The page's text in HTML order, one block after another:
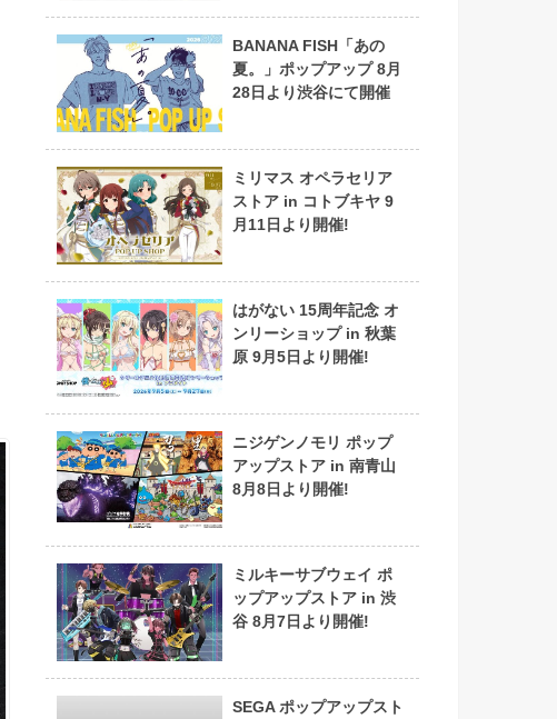
BANANA FISH「あの
夏。」ポップアップ 8月
28日より渋谷にて開催
ミリマス オペラセリア
ストア in コトブキヤ 9
月11日より開催!
はがない 15周年記念 オ
ンリーショップ in 秋葉
原 9月5日より開催!
ニジゲンノモリ ポップ
アップストア in 南青山
8月8日より開催!
ミルキーサブウェイ ポ
ップアップストア in 渋
谷 8月7日より開催!
SEGA ポップアップスト